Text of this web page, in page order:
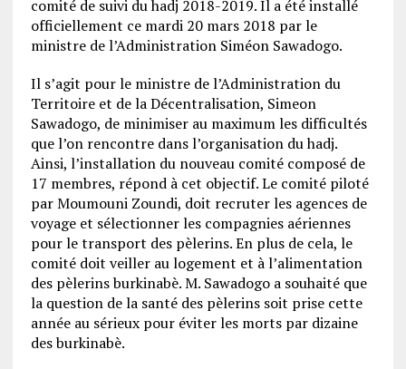
comité de suivi du hadj 2018-2019. Il a été installé
officiellement ce mardi 20 mars 2018 par le
ministre de l’Administration Siméon Sawadogo.
Il s’agit pour le ministre de l’Administration du
Territoire et de la Décentralisation, Simeon
Sawadogo, de minimiser au maximum les difficultés
que l’on rencontre dans l’organisation du hadj.
Ainsi, l’installation du nouveau comité composé de
17 membres, répond à cet objectif. Le comité piloté
par Moumouni Zoundi, doit recruter les agences de
voyage et sélectionner les compagnies aériennes
pour le transport des pèlerins. En plus de cela, le
comité doit veiller au logement et à l’alimentation
des pèlerins burkinabè. M. Sawadogo a souhaité que
la question de la santé des pèlerins soit prise cette
année au sérieux pour éviter les morts par dizaine
des burkinabè.